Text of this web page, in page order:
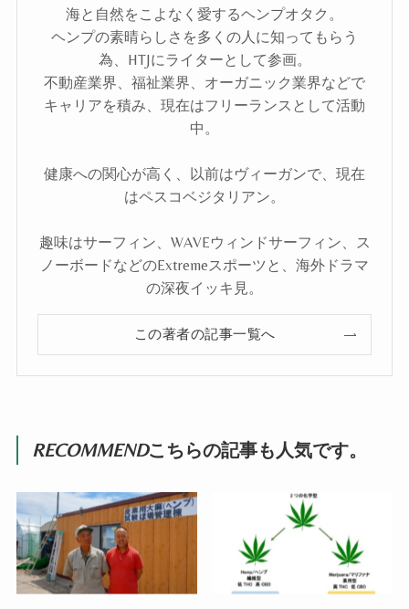
海と自然をこよなく愛するヘンプオタク。
ヘンプの素晴らしさを多くの人に知ってもらう
為、HTJにライターとして参画。
不動産業界、福祉業界、オーガニック業界などで
キャリアを積み、現在はフリーランスとして活動
中。
健康への関心が高く、以前はヴィーガンで、現在
はペスコベジタリアン。
趣味はサーフィン、WAVEウィンドサーフィン、ス
ノーボードなどのExtremeスポーツと、海外ドラマ
の深夜イッキ見。
この著者の記事一覧へ
RECOMMENDこちらの記事も人気です。